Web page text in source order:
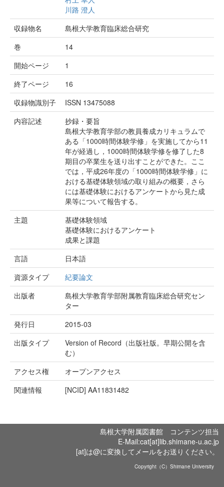
川路 澄人
収録物名
島根大学教育臨床総合研究
巻
14
開始ページ
1
終了ページ
16
収録物識別子
ISSN 13475088
内容記述
抄録・要旨
島根大学教育学部の教員養成カリキュラムで
ある「1000時間体験学修」を実施してから11
年が経過し，1000時間体験学修を修了した8
期目の卒業生を送り出すことができた。ここ
では，平成26年度の「1000時間体験学修」に
おける基礎体験領域の取り組みの概要，さら
には基礎体験におけるアンケートから見た成
果等について報告する。
主題
基礎体験領域
基礎体験におけるアンケート
成果と課題
言語
日本語
資源タイプ
紀要論文
出版者
島根大学教育学部附属教育臨床総合研究セン
ター
発行日
2015-03
出版タイプ
Version of Record（出版社版。早期公開を含
む）
アクセス権
オープンアクセス
関連情報
[NCID] AA11831482
島根大学附属図書館 コンテンツ担当
E-Mail:cat[at]lib.shimane-u.ac.jp
[at]は@に変換してメールをお送りください。
Copyright（C）Shimane University